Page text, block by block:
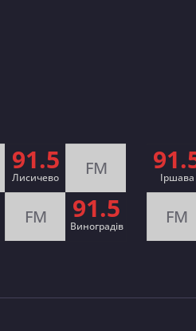
91.5
Лисичево FM
FM 91.5
Виноградів
Іршава
FM